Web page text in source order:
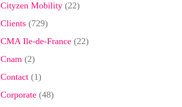
Cityzen Mobility(22)
Clients(729)
CMA Ile-de-France(22)
Cnam(2)
Contact(1)
Corporate(48)